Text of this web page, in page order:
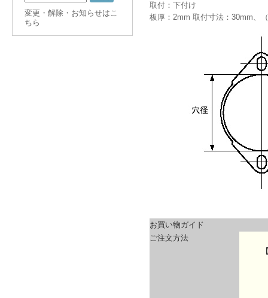
取付：下付け
板厚：2mm 取付寸法：30mm、
お買い物ガイド
ご注文方法
変更・解除・お知らせはこ
ちら